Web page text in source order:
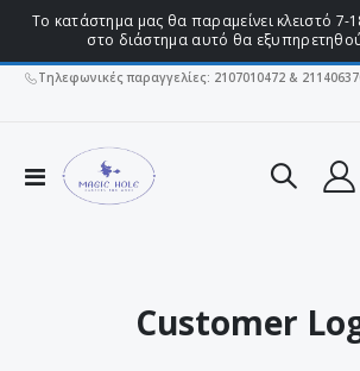
Το κατάστημα μας θα παραμείνει κλειστό 7-
στο διάστημα αυτό θα
Τηλεφωνικές παραγγελίες: 2107010472 &
Εναλλαγή
Πλοήγησης
Customer